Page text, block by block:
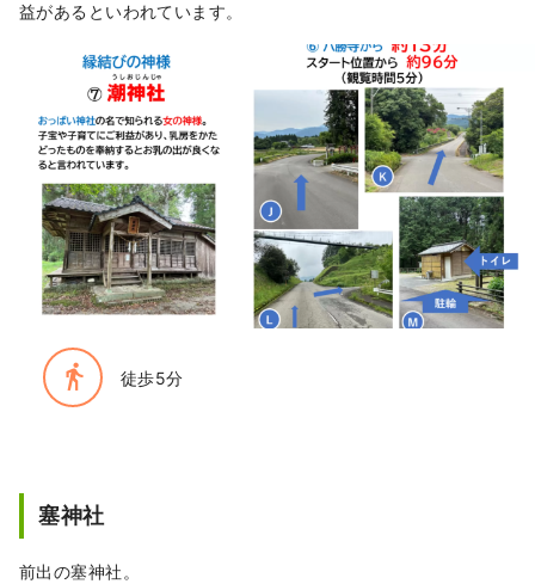
益があるといわれています。
directions_walk 徒歩5分
塞神社
前出の塞神社。